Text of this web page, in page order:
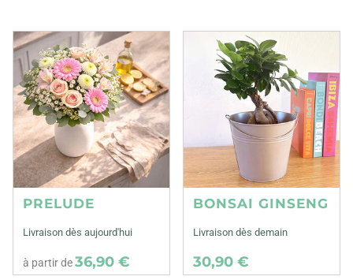
PRELUDE
Livraison dès aujourd'hui
à partir de36,90 €
BONSAI GINSENG
Livraison dès demain
30,90 €